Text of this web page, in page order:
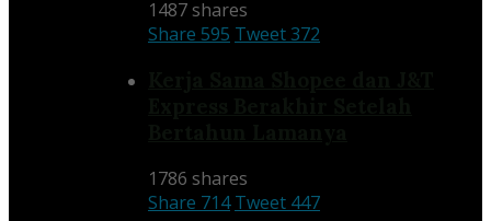
1487 shares
Share 595 Tweet372
1786 shares
Share 714 Tweet 447